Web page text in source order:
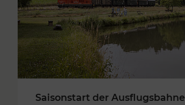
Saisonstart der